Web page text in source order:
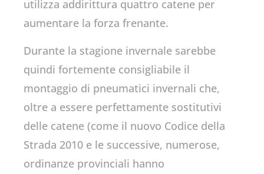
utilizza addirittura quattro catene per
aumentare la forza frenante.
Durante la stagione invernale sarebbe
quindi fortemente consigliabile il
montaggio di pneumatici invernali che,
oltre a essere perfettamente sostitutivi
delle catene (come il nuovo Codice della
Strada 2010 e le successive, numerose,
ordinanze provinciali hanno